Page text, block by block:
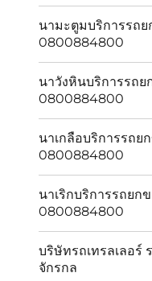
นามะตูมบริการรถ
0800884800
นาวังหินบริการรถ
0800884800
นาเกลือบริการรถ
0800884800
นาเริกบริการรถยก
0800884800
บริษัทรถเทรลเลอร์
จักรกล